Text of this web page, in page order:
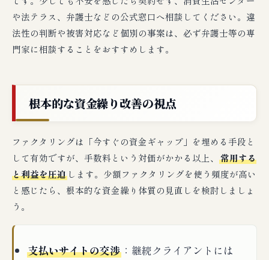
や法テラス、弁護士などの公式窓口へ相談してください。違
法性の判断や被害対応など個別の事案は、必ず弁護士等の専
門家に相談することをおすすめします。
根本的な資金繰り改善の視点
ファクタリングは「今すぐの資金ギャップ」を埋める手段と
して有効ですが、手数料という対価がかかる以上、 常用する
と利益を圧迫 します。少額ファクタリングを使う頻度が高い
と感じたら、根本的な資金繰り体質の見直しを検討しましょ
う。
支払いサイトの交渉 ：継続クライアントには